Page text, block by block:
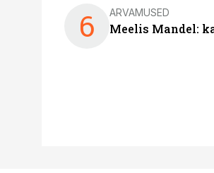
6 ARVAMUSED
Meelis Mandel: